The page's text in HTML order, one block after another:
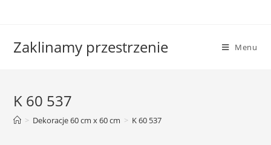
Zaklinamy przestrzenie Menu
K 60 537
> Dekoracje 60 cm x 60 cm > K 60 537